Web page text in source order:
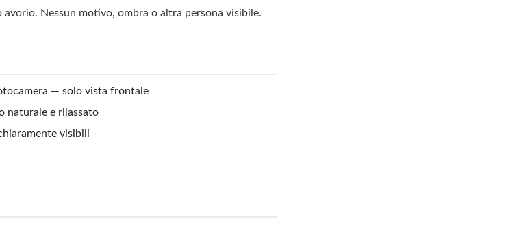
Nessun motivo, ombra o altra persona visibile.
— solo vista frontale
naturale e rilassato
visibili